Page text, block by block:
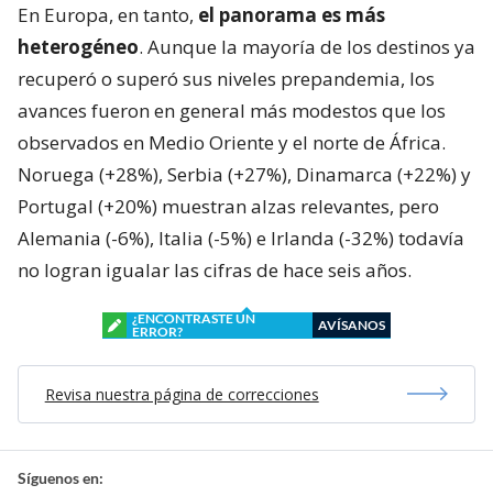
En Europa, en tanto, el panorama es más
heterogéneo. Aunque la mayoría de los destinos ya
recuperó o superó sus niveles prepandemia, los
avances fueron en general más modestos que los
observados en Medio Oriente y el norte de África.
Noruega (+28%), Serbia (+27%), Dinamarca (+22%) y
Portugal (+20%) muestran alzas relevantes, pero
Alemania (-6%), Italia (-5%) e Irlanda (-32%) todavía
no logran igualar las cifras de hace seis años.
¿ENCONTRASTE UN
ERROR?
AVÍSANOS
Revisa nuestra página de correcciones
Síguenos en: